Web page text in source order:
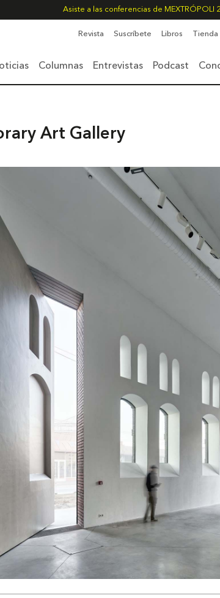
Asiste a las conferencias de MEXTRÓPOLI
Revista Suscríbete Libros Tienda
Columnas Entrevistas Podcast
Art Gallery